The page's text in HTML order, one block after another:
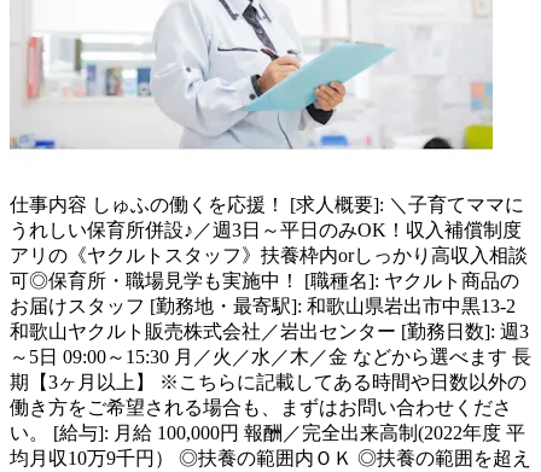
仕事内容 しゅふの働くを応援！ [求人概要]: ＼子育てママに
うれしい保育所併設♪／週3日～平日のみOK！収入補償制度
アリの《ヤクルトスタッフ》扶養枠内orしっかり高収入相談
可◎保育所・職場見学も実施中！ [職種名]: ヤクルト商品の
お届けスタッフ [勤務地・最寄駅]: 和歌山県岩出市中黒13-2
和歌山ヤクルト販売株式会社／岩出センター [勤務日数]: 週3
～5日 09:00～15:30 月／火／水／木／金 などから選べます 長
期【3ヶ月以上】 ※こちらに記載してある時間や日数以外の
働き方をご希望される場合も、まずはお問い合わせくださ
い。 [給与]: 月給 100,000円 報酬／完全出来高制(2022年度 平
均月収10万9千円） ◎扶養の範囲内ＯＫ ◎扶養の範囲を超え